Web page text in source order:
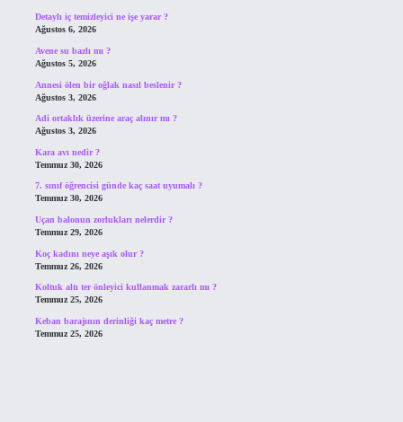
Detaylı iç temizleyici ne işe yarar ?
Ağustos 6, 2026
Avene su bazlı mı ?
Ağustos 5, 2026
Annesi ölen bir oğlak nasıl beslenir ?
Ağustos 3, 2026
Adi ortaklık üzerine araç alınır mı ?
Ağustos 3, 2026
Kara avı nedir ?
Temmuz 30, 2026
7. sınıf öğrencisi günde kaç saat uyumalı ?
Temmuz 30, 2026
Uçan balonun zorlukları nelerdir ?
Temmuz 29, 2026
Koç kadını neye aşık olur ?
Temmuz 26, 2026
Koltuk altı ter önleyici kullanmak zararlı mı ?
Temmuz 25, 2026
Keban barajının derinliği kaç metre ?
Temmuz 25, 2026